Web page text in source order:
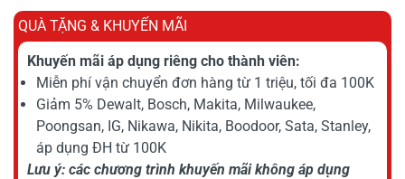
QUÀ TẶNG & KHUYẾN MÃI
Khuyến mãi áp dụng riêng cho thành viên:
Miễn phí vận chuyển đơn hàng từ 1 triệu, tối đa 100K
Giảm 5% Dewalt, Bosch, Makita, Milwaukee,
Poongsan, IG, Nikawa, Nikita, Boodoor, Sata, Stanley,
áp dụng ĐH từ 100K
Lưu ý: các chương trình khuyến mãi không áp dụng